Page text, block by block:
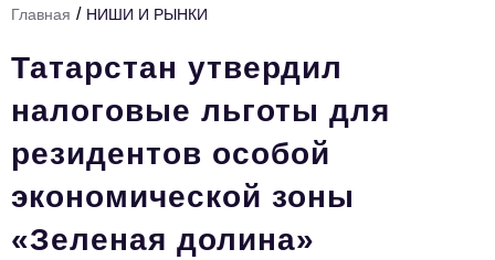
Тема номера
HR
Персона номера
Инфраструктура развития
Технологии тренды
Главная / НИШИ И РЫНКИ
Татарстан утвердил
налоговые льготы для
резидентов особой
экономической зоны
«Зеленая долина»